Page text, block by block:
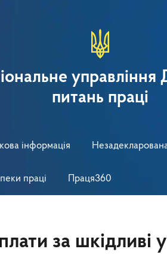
питань праці
інформація
праці Праця360
за шкідливі